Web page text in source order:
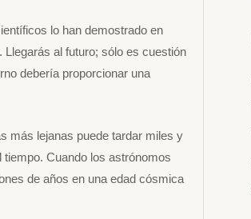
lo han demostrado en
al futuro; sólo es cuestión
debería proporcionar una
más lejanas puede tardar miles y
Cuando los astrónomos
de años en una edad cósmica